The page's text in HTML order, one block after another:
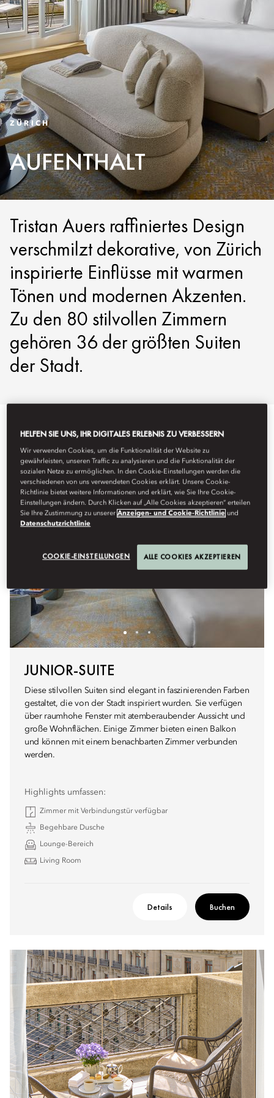
ZÜRICH
AUFENTHALT
Tristan Auers raffiniertes Design
verschmilzt dekorative, von Zürich
inspirierte Einflüsse mit warmen
Tönen und modernen Akzenten.
Zu den 80 stilvollen Zimmern
gehören 36 der größten Suiten
der Stadt.
JUNIOR-SUITE
Diese stilvollen Suiten sind elegant in faszinierenden Farben
gestaltet, die von der Stadt inspiriert wurden. Sie verfügen
über raumhohe Fenster mit atemberaubender Aussicht und
große Wohnflächen. Einige Zimmer bieten einen Balkon
und können mit einem benachbarten Zimmer verbunden
werden.
Highlights umfassen:
Zimmer mit Verbindungstür verfügbar
Begehbare Dusche
Lounge-Bereich
Living Room
Details Buchen
HELFEN SIE UNS, IHR DIGITALES ERLEBNIS ZU VERBESSERN
Wir verwenden Cookies, um die Funktionalität der Website zu
gewährleisten, unseren Traffic zu analysieren und die Funktionalität der
sozialen Netze zu ermöglichen. In den Cookie-Einstellungen werden die
verschiedenen von uns verwendeten Cookies erklärt. Unsere Cookie-
Richtlinie bietet weitere Informationen und erklärt, wie Sie Ihre Cookie-
Einstellungen ändern. Durch Klicken auf „Alle Cookies akzeptieren“ erteilen
Sie Ihre Zustimmung zu unsererAnzeigen- und Cookie-Richtlinie und
Datenschutzrichtlinie
COOKIE-EINSTELLUNGEN ALLE COOKIES AKZEPTIEREN